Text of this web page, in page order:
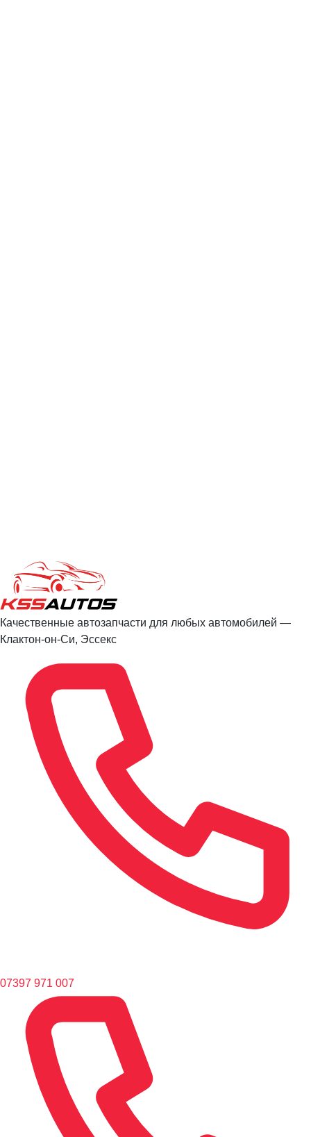
Качественные автозапчасти для любых автомобилей —
Клактон-он-Си, Эссекс
07397 971 007